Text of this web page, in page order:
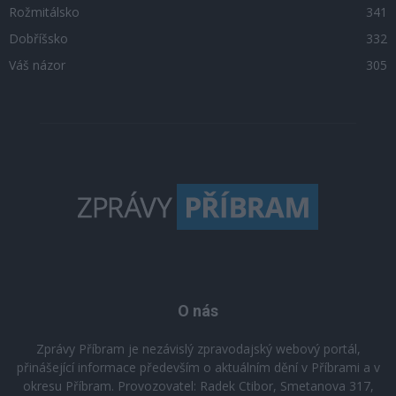
Rožmitálsko
341
Dobříšsko
332
Váš názor
305
O nás
Zprávy Příbram je nezávislý zpravodajský webový portál,
přinášející informace především o aktuálním dění v Příbrami a v
okresu Příbram. Provozovatel: Radek Ctibor, Smetanova 317,